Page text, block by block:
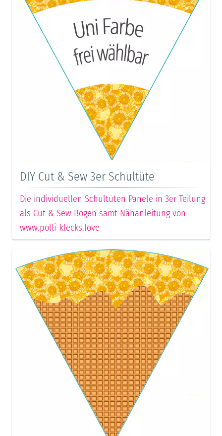
DIY Cut & Sew 3er Schultüte
Die individuellen Schultüten Panele in 3er Teilung
als Cut & Sew Bogen samt Nähanleitung von
www.polli-klecks.love